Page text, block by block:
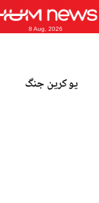
8 Aug, 2026
یوکرین جنگ